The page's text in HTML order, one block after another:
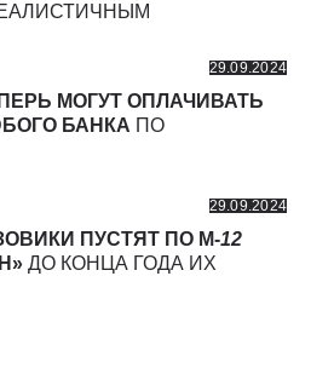
29.09.2024
МОГУТ ОПЛАЧИВАТЬ
БАНКА ПО
29.09.2024
ПУСТЯТ ПО М-12
ДО КОНЦА ГОДА ИХ